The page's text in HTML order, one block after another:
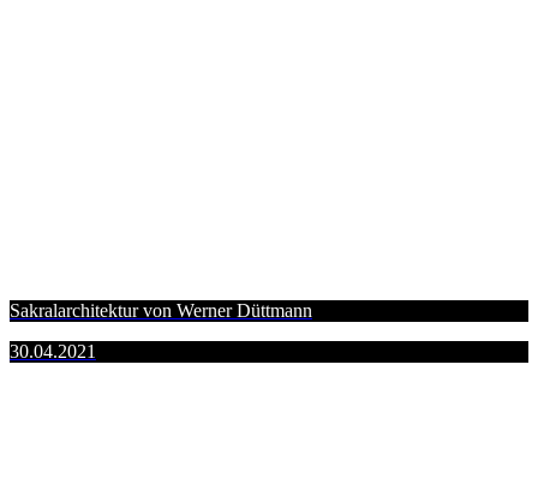
Sakralarchitektur von Werner Düttmann
30.04.2021